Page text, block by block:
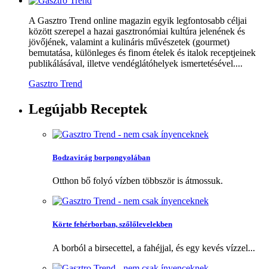
A Gasztro Trend online magazin egyik legfontosabb céljai
között szerepel a hazai gasztronómiai kultúra jelenének és
jövőjének, valamint a kulináris művészetek (gourmet)
bemutatása, különleges és finom ételek és italok receptjeinek
publikálásával, illetve vendéglátóhelyek ismertetésével....
Gasztro Trend
Legújabb Receptek
Bodzavirág borpongyolában
Otthon bő folyó vízben többször is átmossuk.
Körte fehérborban, szőlőlevelekben
A borból a birsecettel, a fahéjjal, és egy kevés vízzel...